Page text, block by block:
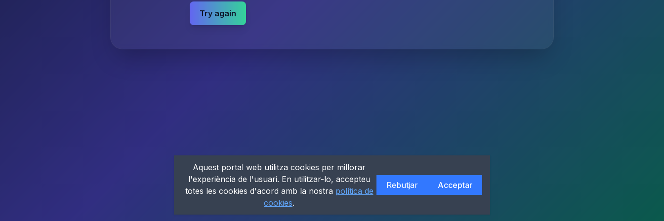
Try again
Aquest portal web utilitza cookies per millorar
l'experiència de l'usuari. En utilitzar-lo, accepteu
totes les cookies d'acord amb la nostra política de
cookies.
Rebutjar Acceptar